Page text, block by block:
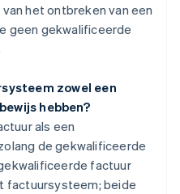
het ontbreken van een
geen gekwalificeerde
zowel een
hebben?
als een
de gekwalificeerde
factuur
factuursysteem; beide